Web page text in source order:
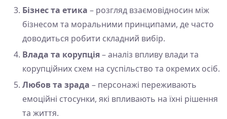
Бізнес та етика – розгляд взаємовідносин між
бізнесом та моральними принципами, де часто
доводиться робити складний вибір.
Влада та корупція– аналіз впливу влади та
корупційних схем на суспільство та окремих осіб.
Любов та зрада – персонажі переживають
емоційні стосунки, які впливають на їхні рішення
та життя.